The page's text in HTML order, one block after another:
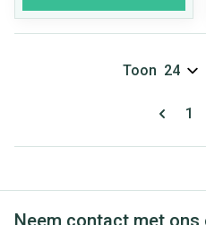
U
1
Toon
Neem contact met ons